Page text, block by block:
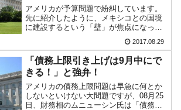
アメリカが予算問題で紛糾しています。
先に紹介したように、メキシコとの国境
に建設するという「壁」が焦点になって
に3年間以上、総額220億ドルかかると目
されているのですが、大統領選挙選の最
中から師匠が言ってい...
2017.08.29
「債務上限引き上げは9月中にで
きる！」と強弁！
アメリカの債務上限問題は早急に何とか
しないといけない大問題ですが、08月25
日、財務相のムニューシン氏は「債務上